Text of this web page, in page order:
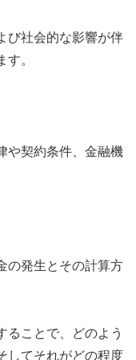
び社会的な影響が伴
。
や契約条件、金融機
の発生とその計算方
ることで、どのよう
してそれがどの程度